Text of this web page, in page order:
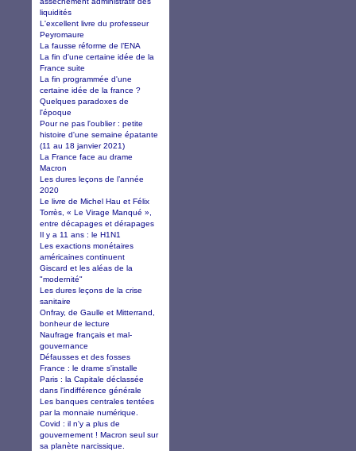
liquidités
L'excellent livre du professeur
Peyromaure
La fausse réforme de l’ENA
La fin d'une certaine idée de la
France suite
La fin programmée d'une
certaine idée de la france ?
Quelques paradoxes de
l'époque
Pour ne pas l'oublier : petite
histoire d'une semaine épatante
(11 au 18 janvier 2021)
La France face au drame
Macron
Les dures leçons de l’année
2020
Le livre de Michel Hau et Félix
Torrès, « Le Virage Manqué »,
entre décapages et dérapages
Il y a 11 ans : le H1N1
Les exactions monétaires
américaines continuent
Giscard et les aléas de la
"modernité"
Les dures leçons de la crise
sanitaire
Onfray, de Gaulle et Mitterrand,
bonheur de lecture
Naufrage français et mal-
gouvernance
Défausses et des fosses
France : le drame s'installe
Paris : la Capitale déclassée
dans l'indifférence générale
Les banques centrales tentées
par la monnaie numérique.
Covid : il n'y a plus de
gouvernement ! Macron seul sur
sa planète narcissique.